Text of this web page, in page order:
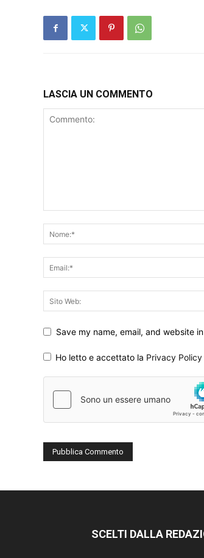
LASCIA UN COMMENTO
Save my name, email, and website
Ho letto e accettato la Privacy Policy
SCELTI DALLA